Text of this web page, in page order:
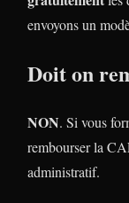
envoyons un
Doit on
NON. Si vous
rembourser la
administratif.